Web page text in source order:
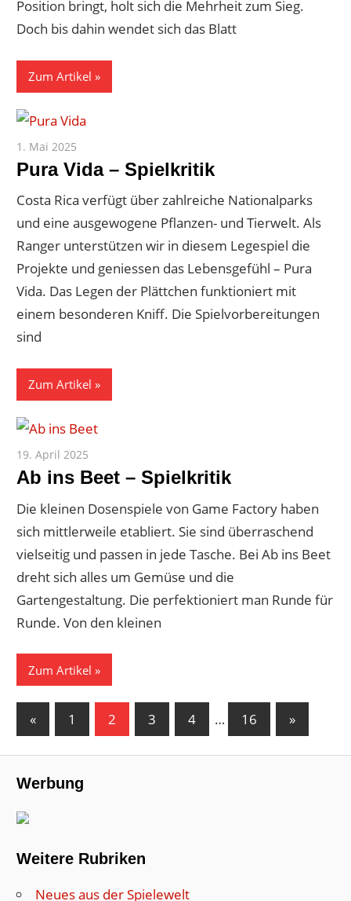
Position bringt, holt sich die Mehrheit zum Sieg.
Doch bis dahin wendet sich das Blatt
Zum Artikel
1. Mai 2025
Pura Vida – Spielkritik
Costa Rica verfügt über zahlreiche Nationalparks
und eine ausgewogene Pflanzen- und Tierwelt. Als
Ranger unterstützen wir in diesem Legespiel die
Projekte und geniessen das Lebensgefühl – Pura
Vida. Das Legen der Plättchen funktioniert mit
einem besonderen Kniff. Die Spielvorbereitungen
sind
Zum Artikel
19. April 2025
Ab ins Beet – Spielkritik
Die kleinen Dosenspiele von Game Factory haben
sich mittlerweile etabliert. Sie sind überraschend
vielseitig und passen in jede Tasche. Bei Ab ins Beet
dreht sich alles um Gemüse und die
Gartengestaltung. Die perfektioniert man Runde für
Runde. Von den kleinen
Zum Artikel
Seitennummerierung
der
Beiträge
«Vorherige
Beiträge
1 2 3 4 … 16
Nächste
Beiträge
»
Werbung
Weitere Rubriken
Neues aus der Spielewelt